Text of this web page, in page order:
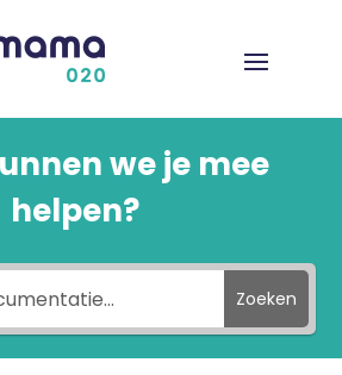
we je mee
helpen?
Zoeken